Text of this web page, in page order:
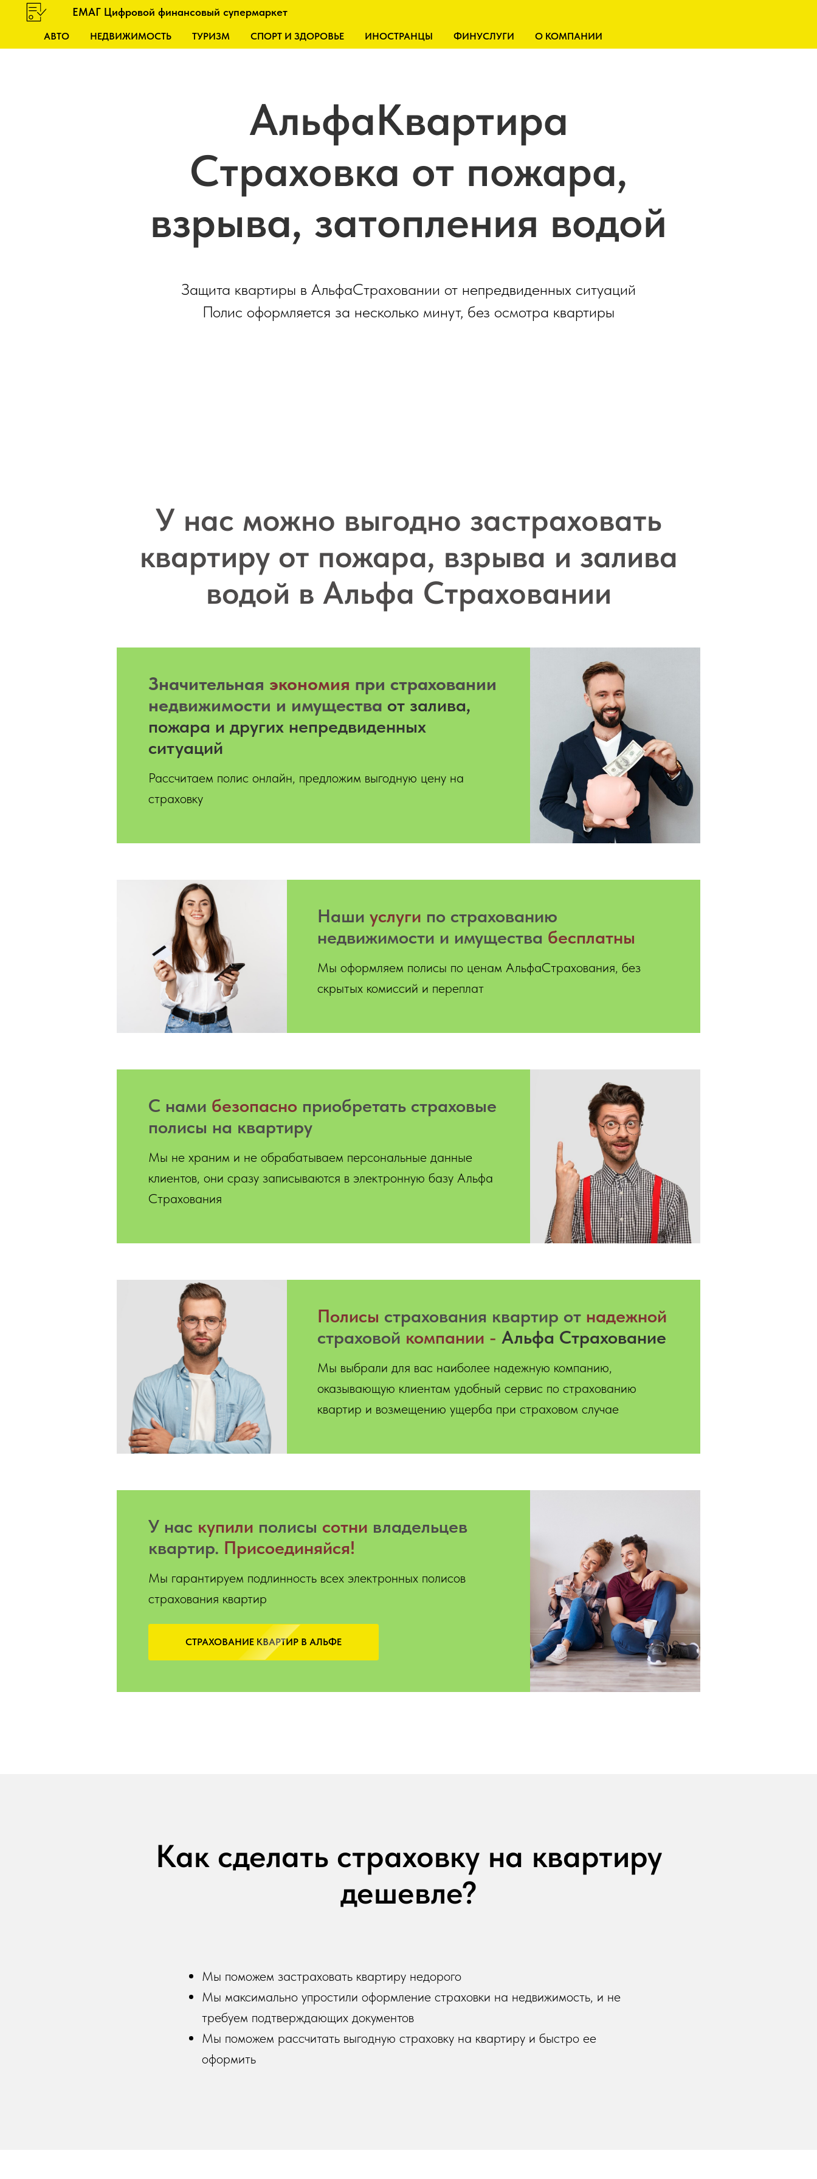
ЕМАГ Цифровой финансовый супермаркет
АВТО НЕДВИЖИМОСТЬ ТУРИЗМ СПОРТ И ЗДОРОВЬЕ ИНОСТРАНЦЫ ФИНУСЛУГИ О КОМПАНИИ
АльфаКвартира
Страховка от пожара,
взрыва, затопления водой
Защита квартиры в АльфаСтраховании от непредвиденных ситуаций
Полис оформляется за несколько минут, без осмотра квартиры
У нас можно выгодно застраховать
квартиру от пожара, взрыва и залива
водой в Альфа Страховании
Значительная экономия при страховании
недвижимости и имущества от залива,
пожара и других непредвиденных
ситуаций
Рассчитаем полис онлайн, предложим выгодную цену на
страховку
Hаши услуги по страхованию
недвижимости и имущества бесплатны
Мы оформляем полисы по ценам АльфаСтрахования, без
скрытых комиссий и переплат
С нами безопасно приобретать страховые
полисы на квартиру
Мы не храним и не обрабатываем персональные данные
клиентов, они сразу записываются в электронную базу Альфа
Страхования
Полисы страхования квартир от надежной
страховой компании - Альфа Страхование
Мы выбрали для вас наиболее надежную компанию,
оказывающую клиентам удобный сервис по страхованию
квартир и возмещению ущерба при страховом случае
У нас купили полисы сотни владельцев
квартир. Присоединяйся!
Мы гарантируем подлинность всех электронных полисов
страхования квартир
СТРАХОВАНИЕ КВАРТИР В АЛЬФЕ
Как сделать страховку на квартиру
дешевле?
Мы поможем застраховать квартиру недорого
Мы максимально упростили оформление страховки на недвижимость, и не
требуем подтверждающих документов
Мы поможем рассчитать выгодную страховку на квартиру и быстро ее
оформить